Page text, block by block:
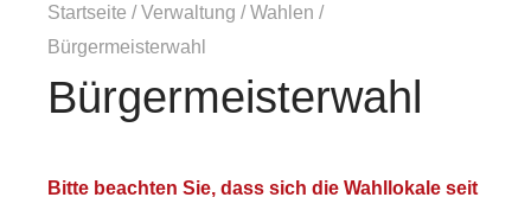
Startseite /Verwaltung /Wahlen /
Bürgermeisterwahl
Bürgermeisterwahl
Bitte beachten Sie, dass sich die Wahllokale seit